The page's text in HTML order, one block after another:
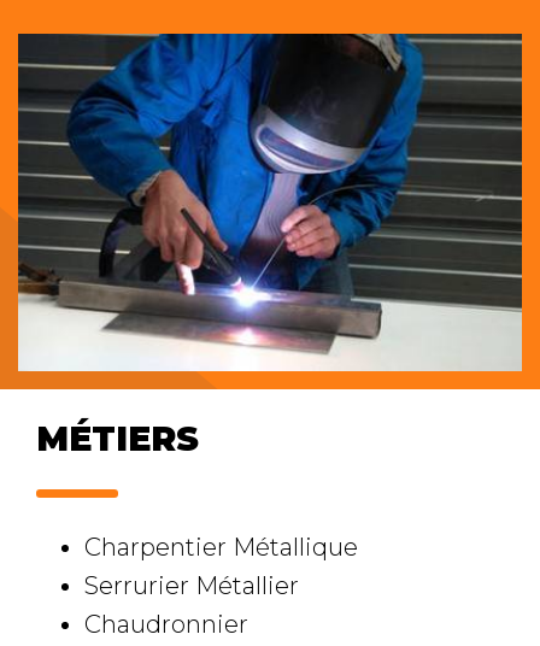
MÉTIERS
Charpentier Métallique
Serrurier Métallier
Chaudronnier